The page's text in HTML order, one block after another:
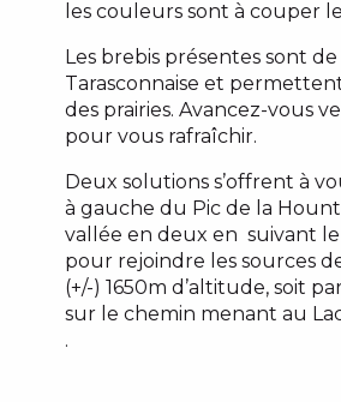
les couleurs sont à couper
Les brebis présentes sont de
Tarasconnaise et
des prairies. Avancez-vous
pour vous rafraîchir.
Deux solutions s’offrent à
à gauche du Pic de la
vallée en deux en suivant le
pour rejoindre les sources
(+/-) 1650m d’altitude, soit
sur le chemin menant au
.